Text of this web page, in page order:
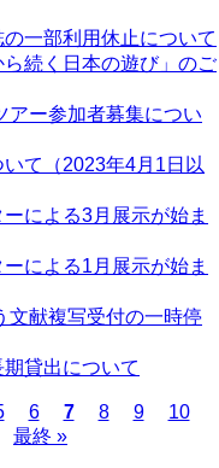
の一部利用休止について
続く日本の遊び」のご
ー参加者募集につい
て（2023年4月1日以
による3月展示が始ま
による1月展示が始ま
文献複写受付の一時停
貸出について
ペ
ー
6
カ
レ
7
ペ
8
ペ
9
ペ
10
最
最終 »